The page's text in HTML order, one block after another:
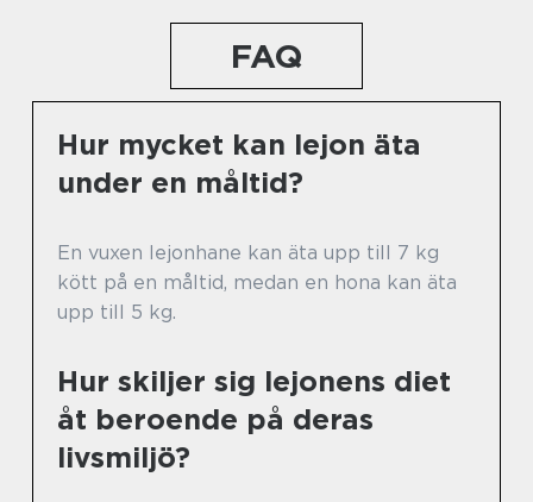
FAQ
Hur mycket kan lejon äta
under en måltid?
En vuxen lejonhane kan äta upp till 7 kg
kött på en måltid, medan en hona kan äta
upp till 5 kg.
Hur skiljer sig lejonens diet
åt beroende på deras
livsmiljö?